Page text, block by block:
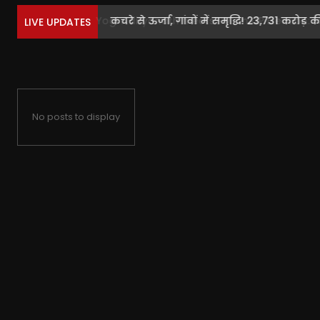
LIVE UPDATES कचरे से ऊर्जा, गांवों में समृद्धि! 23,731 करोड़
No posts to display